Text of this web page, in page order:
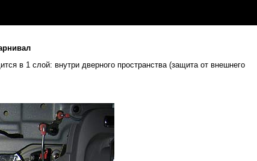
в 1 слой: внутри дверного пространства (защита от внешнего